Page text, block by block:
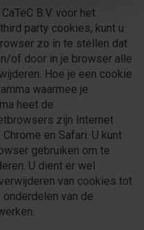
B.V. voor het
party cookies, kunt u
zo in te stellen dat
of door in je browser alle
Hoe je een cookie
waarmee je
heet de
zijn Internet
en Safari. U kunt
gebruiken om te
U dient er wel
van cookies tot
van de